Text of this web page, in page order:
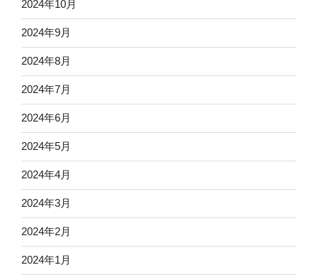
2024年10月
2024年9月
2024年8月
2024年7月
2024年6月
2024年5月
2024年4月
2024年3月
2024年2月
2024年1月